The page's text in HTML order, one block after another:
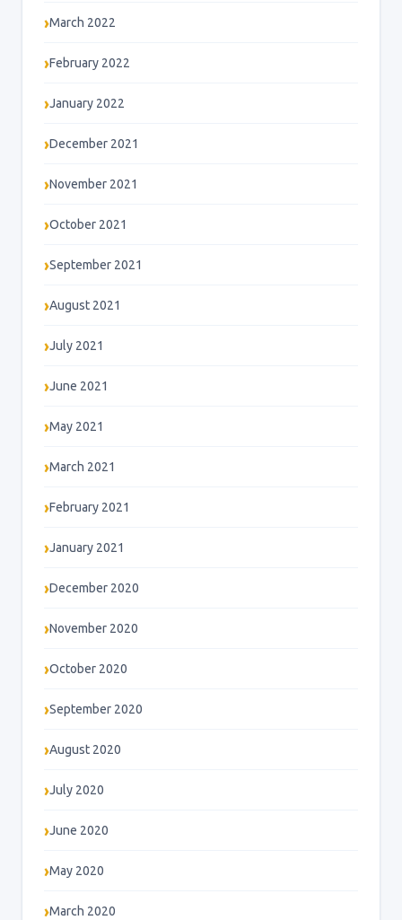
March 2022
February 2022
January 2022
December 2021
November 2021
October 2021
September 2021
August 2021
July 2021
June 2021
May 2021
March 2021
February 2021
January 2021
December 2020
November 2020
October 2020
September 2020
August 2020
July 2020
June 2020
May 2020
March 2020